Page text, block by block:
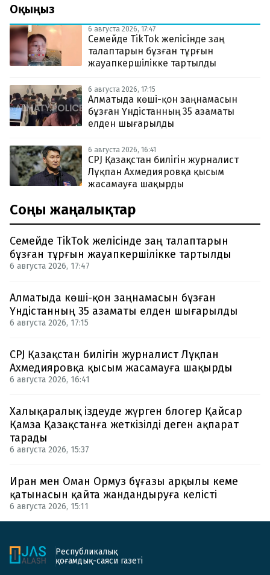
Оқыңыз
6 августа 2026, 17:47
Семейде TikTok желісінде заң
талаптарын бұзған тұрғын
жауапкершілікке тартылды
6 августа 2026, 17:15
Алматыда көші-қон заңнамасын
бұзған Үндістанның 35 азаматы
елден шығарылды
6 августа 2026, 16:41
CPJ Қазақстан билігін журналист
Лұқпан Ахмедияровқа қысым
жасамауға шақырды
Соңғы жаңалықтар
Семейде TikTok желісінде заң талаптарын
бұзған тұрғын жауапкершілікке тартылды
6 августа 2026, 17:47
Алматыда көші-қон заңнамасын бұзған
Үндістанның 35 азаматы елден шығарылды
6 августа 2026, 17:15
CPJ Қазақстан билігін журналист Лұқпан
Ахмедияровқа қысым жасамауға шақырды
6 августа 2026, 16:41
Халықаралық іздеуде жүрген блогер Қайсар
Қамза Қазақстанға жеткізілді деген ақпарат
тарады
6 августа 2026, 15:37
Иран мен Оман Ормуз бұғазы арқылы кеме
қатынасын қайта жандандыруға келісті
6 августа 2026, 15:11
Республикалық
қоғамдық-саяси газеті